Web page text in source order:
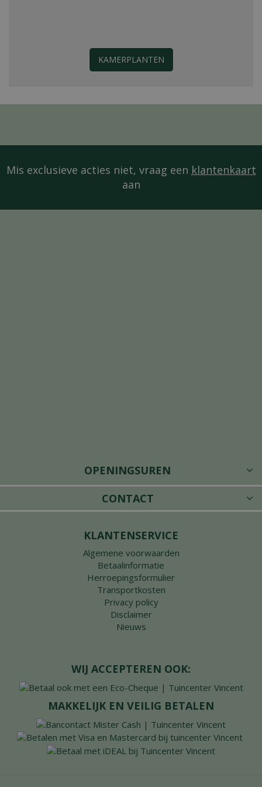
KAMERPLANTEN
Mis exclusieve acties niet, vraag een klantenkaart
aan
OPENINGSUREN
CONTACT
KLANTENSERVICE
Algemene voorwaarden
Betaalinformatie
Herroepingsformulier
Transportkosten
Privacy policy
Disclaimer
Nieuws
WIJ ACCEPTEREN OOK:
MAKKELIJK EN VEILIG BETALEN